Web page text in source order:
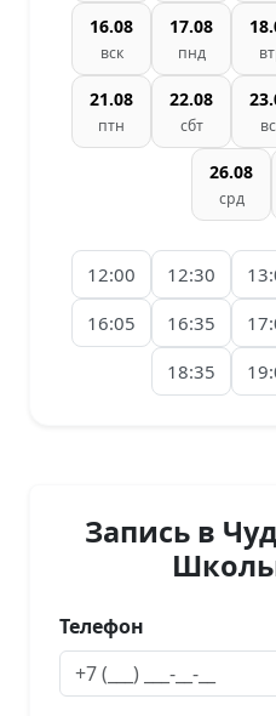
16.08
вск
17.08
пнд
21.08
птн
22.08
сбт
26.08
срд
12:00 12:30
16:05
16:35
18:35
Запись в
Телефон